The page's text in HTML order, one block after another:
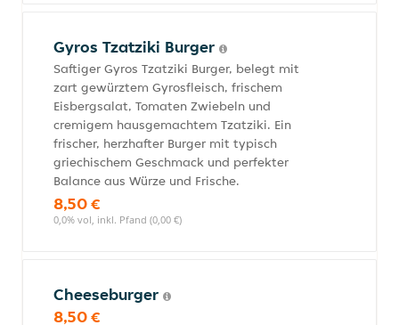
Gyros Tzatziki Burger
Saftiger Gyros Tzatziki Burger, belegt mit
zart gewürztem Gyrosfleisch, frischem
Eisbergsalat, Tomaten Zwiebeln und
cremigem hausgemachtem Tzatziki. Ein
frischer, herzhafter Burger mit typisch
griechischem Geschmack und perfekter
Balance aus Würze und Frische.
8,50 €
0,0% vol, inkl. Pfand (0,00 €)
Cheeseburger
8,50 €